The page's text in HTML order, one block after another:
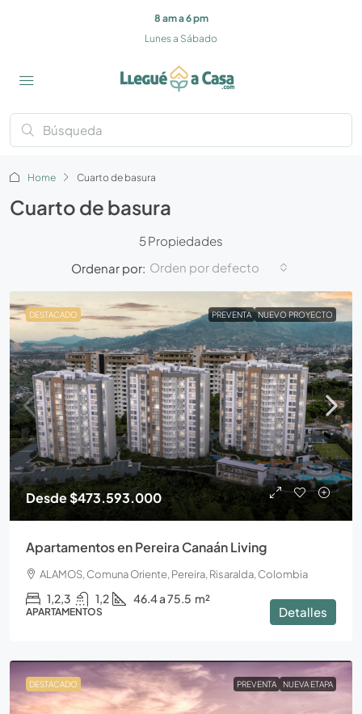
8 am a 6 pm
Lunes a Sábado
Home Cuarto de basura
Cuarto de basura
5 Propiedades
Ordenar por: Orden por defecto
DESTACADO PREVENTA NUEVO PROYECTO
Desde$473.593.000
Apartamentos en Pereira Canaán Living
ALAMOS, Comuna Oriente, Pereira, Risaralda, Colombia
1,2,3 1,2 46.4 a 75.5 m²
APARTAMENTOS Detalles
DESTACADO PREVENTA NUEVA ETAPA